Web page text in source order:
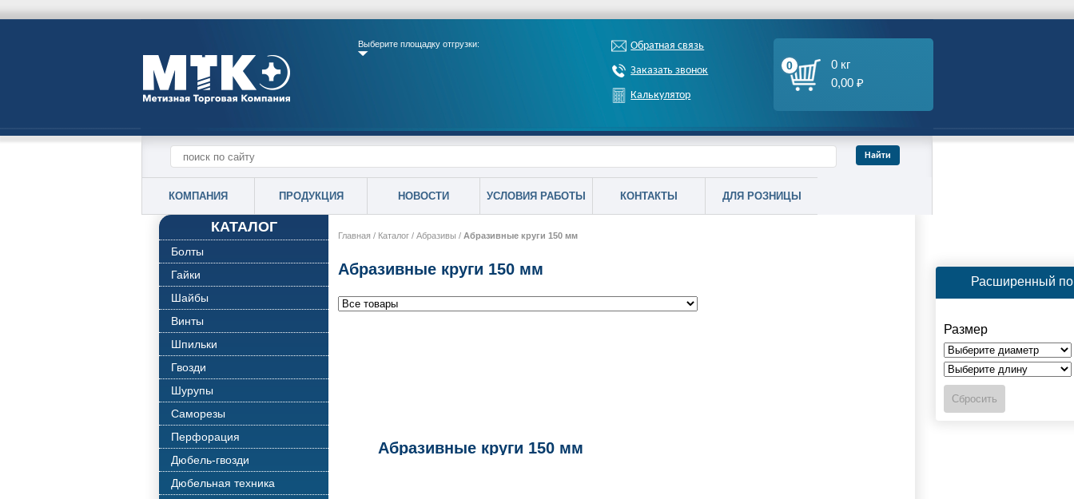
Выберите площадку отгрузки: Обратная связь
Заказать звонок
Калькулятор
0
0 кг
0,00 ₽
КОМПАНИЯ ПРОДУКЦИЯ НОВОСТИ УСЛОВИЯ РАБОТЫ КОНТАКТЫ ДЛЯ РОЗНИЦЫ
КАТАЛОГ
Болты
Гайки
Шайбы
Винты
Шпильки
Гвозди
Шурупы
Саморезы
Перфорация
Дюбель-гвозди
Дюбельная техника
Главная / Каталог / Абразивы / Абразивные круги 150 мм
Абразивные круги 150 мм
Расширенный
Размер
Абразивные круги 150 мм